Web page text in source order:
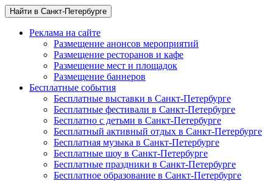
Найти в Санкт-Петербурге
Реклама на сайте
Размещение анонсов мероприятий
Размещение ресторанов и кафе
Размещение мест и площадок
Размещение баннеров
Бесплатные события
Бесплатные выставки в Санкт-Петербурге
Бесплатные фестивали в Санкт-Петербурге
Бесплатно с детьми в Санкт-Петербурге
Бесплатный активный отдых в Санкт-Петербурге
Бесплатная музыка в Санкт-Петербурге
Бесплатные шоу в Санкт-Петербурге
Бесплатные праздники в Санкт-Петербурге
Бесплатное образование в Санкт-Петербурге